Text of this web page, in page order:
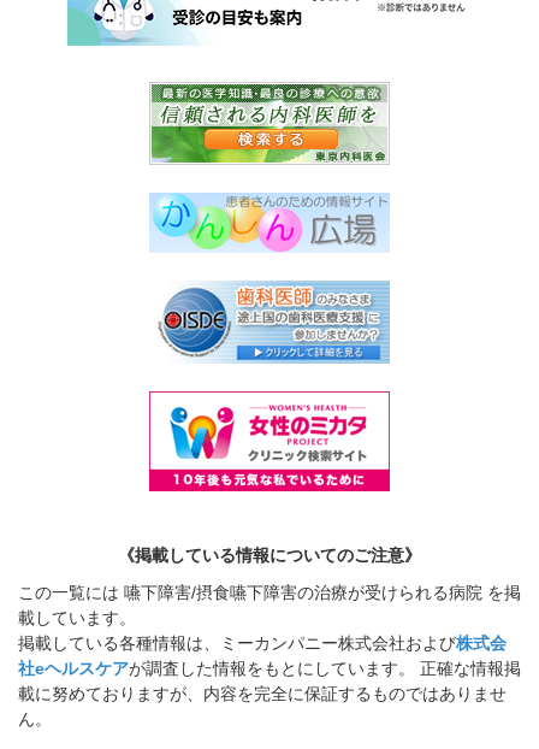
《掲載している情報についてのご注意》
この一覧には 嚥下障害/摂食嚥下障害の治療が受けられる病院 を掲
載しています。
掲載している各種情報は、ミーカンパニー株式会社および株式会
社eヘルスケアが調査した情報をもとにしています。 正確な情報掲
載に努めておりますが、内容を完全に保証するものではありませ
ん。